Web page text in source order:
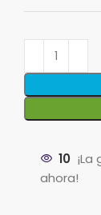
10
ahora!